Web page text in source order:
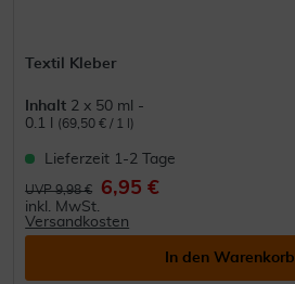
Textil Kleber
Inhalt 2 x 50 ml -
0.1 l
(69,50 € / 1 l)
Lieferzeit 1-2 Tage
UVP 9,98 € 6,95 €
inkl. MwSt.
Versandkosten
In den Warenkorb